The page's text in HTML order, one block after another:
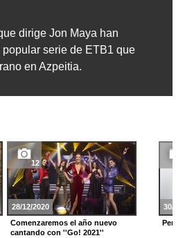
dirige Jon Maya han
serie de ETB1 que
en Azpeitia.
12
28/12/2020
Comenzaremos el año nuevo
cantando con ''Go! 2021''
30/